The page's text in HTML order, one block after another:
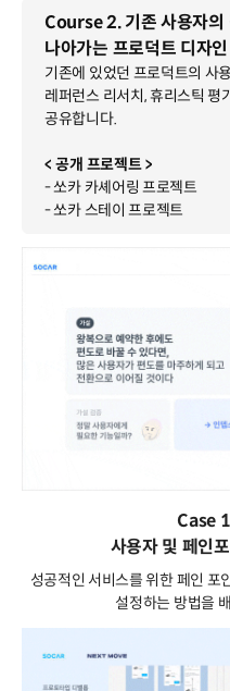
Course 2. 기존 사용자의
나아가는 프로덕트 디자인
기존에 있었던 프로덕트의 사
레퍼런스 리서치, 휴리스틱 평
공유합니다.
< 공개 프로젝트 >
- 쏘카 카셰어링 프로젝트
- 쏘카 스테이 프로젝트
Case 1
사용자 및 페인
성공적인 서비스를 위한 페인 포
설정하는 방법을